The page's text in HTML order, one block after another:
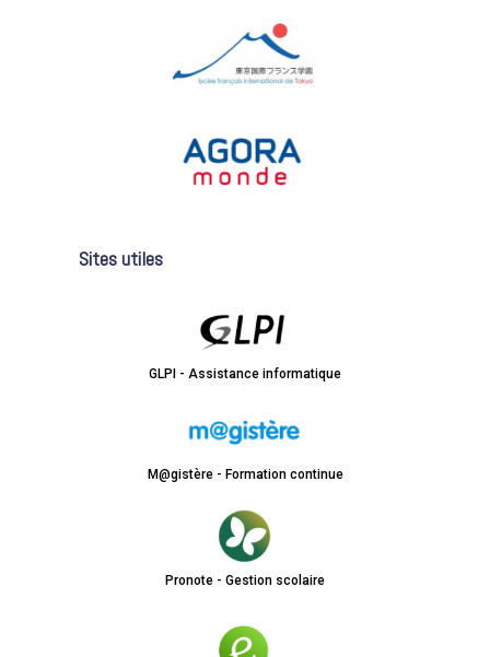
Sites utiles
GLPI - Assistance informatique
M@gistère - Formation continue
Pronote - Gestion scolaire